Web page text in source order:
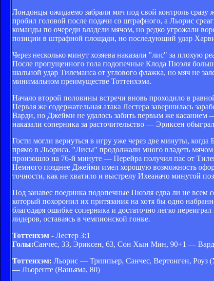
Лондонцы ожидаемо забрали мяч под свой контроль сразу
пробил головой после подачи со штрафного, а Льорис
команды по очереди владели мячом, но редко угрожали
позиции в штрафной площади, но последующий удар Харви
Через несколько минут хозяева наказали "лис" за плохую
После пропущенного гола подопечные Клода Пюэля
шальной удар Тилеманса от углового флажка, но мяч не
минимальном преимуществе Тоттенхэма.
Начало второй половины встречи вновь проходило в
Первая же содержательная атака Лестера завершилась
Варди, но Джейми не удалось забить первым же
наказали соперника за расточительство — Эриксен
Гости могли вернуться в игру уже через две минуты,
прямо в Льориса. "Лисы" продолжали много владеть
произошло на 76-й минуте — Перейра получил пас от
Немного позднее Джейми имел хорошую возможность
точности, как не хватило и выстрелу Ихеаначо минутой
Под занавес поединка подопечные Пюэля едва ли не всем
который похоронил их притязания на хотя бы одно
благодаря ошибке соперника и достаточно легко
лидеров, оставаясь в чемпионской гонке.
Тоттенхэм - Лестер 3:1
Голы:Санчес, 33, Эриксен, 63, Сон Хын Мин, 90+1 —
Тоттенхэм: Льорис — Триппьер, Санчес, Вертонген,
— Льоренте (Ваньяма, 80)